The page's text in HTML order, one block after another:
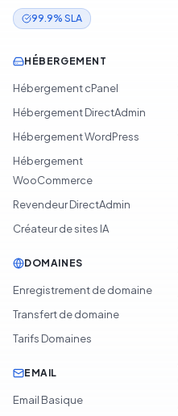
99.9% SLA
HÉBERGEMENT
Hébergement cPanel
Hébergement DirectAdmin
Hébergement WordPress
Hébergement
WooCommerce
Revendeur DirectAdmin
Créateur de sites IA
DOMAINES
Enregistrement de domaine
Transfert de domaine
Tarifs Domaines
EMAIL
Email Basique